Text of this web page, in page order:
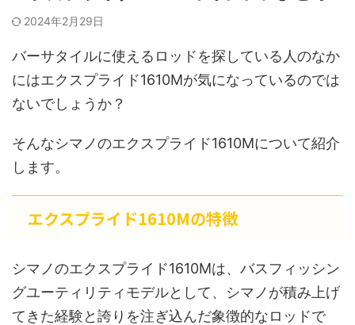
2024年2月29日
バーサタイルに使えるロッドを探している人のなか
にはエクスプライド1610Mが気になっているのでは
ないでしょうか？
そんなシマノのエクスプライド1610Mについて紹介
します。
エクスプライド1610Mの特徴
シマノのエクスプライド1610Mは、バスフィッシン
グユーティリティモデルとして、シマノが積み上げ
てきた経験と誇りを注ぎ込んだ象徴的なロッドで